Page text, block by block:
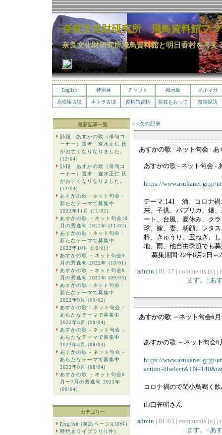
奈良文化財研究所 飛鳥資料館ファ
奈良文化財研究所飛鳥資料館と明日香村を考え
English 特別展 チャット 掲示板 メルマガ
高松塚古墳 キトラ古墳 資料館資料 歌枕をおって 奈良探訪
最新記事一覧
訃報 あすかの歌（俳句コ
ーナー）選者 速水正仁 氏
がお亡くなりなりました。
(12/04)
訃報 あすかの歌（俳句コ
ーナー）選者 速水正仁 氏
がお亡くなりなりました。
(12/04)
あすかの歌・ネット句会・
新たなテーマで募集中
2022年11月 (11/02)
あすかの歌 －ネット句会10
月の秀逸句 2022年 (11/02)
あすかの歌・ネット句会・
新たなテーマで募集中
2022年10月 (10/01)
あすかの歌 －ネット句会9
月の秀逸句 2022年 (10/01)
あすかの歌 －ネット句会8
月の秀逸句 2022年 (09/03)
あすかの歌・ネット句会・
新たなテーマで募集中
2022年9月 (09/02)
あすかの歌 - ネット句会 -
あらたなテーマで募集中
2022年8月 (08/04)
あすかの歌 - ネット句会 -
あらたなテーマで募集中
2022年8月 (08/04)
あすかの歌 - ネット句会 -
あらたなテーマで募集中
2022年8月 (08/04)
あすかの歌 －ネット句会6
月〜7月の秀逸句 2022年
(08/04)
カテゴリー
English (英語ページ)(18件)
野焼きライブラリ(1件)
<<次の記事
あすかの歌 - ネット句会 -
あすかの歌 - ネット句会 -
https://www.asukanet.gr.jp/
テーマ:141 酒、コロナ禍
来、子供、パプリカ、畑
ート、台風、夏休み、ク
球、嫁、妻、朝顔、レタ
料、きゅうり、玉ねぎ、
地、雨、他自由季題でも
募集期間:22年8月2日
| admin | 01:17 | comments (x) |
ます。::あ
あすかの歌 －ネット句会6
あすかの歌 －ネット句会
https://www.asukanet.gr.jp/
コロナ禍ので閑小鳥鳴く
山口雀昭さん
| admin | 01:03 | comments (x) |
ます。::あ